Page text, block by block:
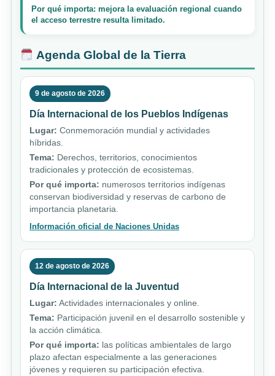
Por qué importa: mejora la evaluación regional cuando
el acceso terrestre resulta limitado.
Agenda Global de la Tierra
9 de agosto de 2026
Día Internacional de los Pueblos Indígenas
Lugar: Conmemoración mundial y actividades
híbridas.
Tema: Derechos, territorios, conocimientos
tradicionales y protección de ecosistemas.
Por qué importa: numerosos territorios indígenas
conservan biodiversidad y reservas de carbono de
importancia planetaria.
Información oficial de Naciones Unidas
12 de agosto de 2026
Día Internacional de la Juventud
Lugar: Actividades internacionales y online.
Tema: Participación juvenil en el desarrollo sostenible y
la acción climática.
Por qué importa: las políticas ambientales de largo
plazo afectan especialmente a las generaciones
jóvenes y requieren su participación efectiva.